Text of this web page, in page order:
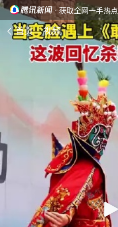
· 获取全网一手热点
首页 视频